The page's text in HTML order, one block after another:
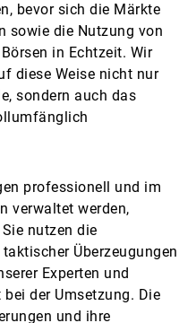
bevor sich die Märkte
sowie die Nutzung von
in Echtzeit. Wir
diese Weise nicht nur
sondern auch das
professionell und im
verwaltet werden,
nutzen die
Überzeugungen
Experten und
der Umsetzung. Die
und ihre